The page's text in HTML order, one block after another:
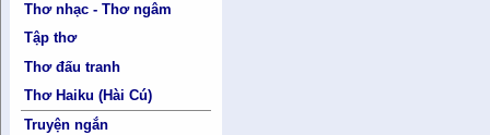
Thơ nhạc - Thơ ngâm
Tập thơ
Thơ đấu tranh
Thơ Haiku (Hài Cú)
Truyện ngắn